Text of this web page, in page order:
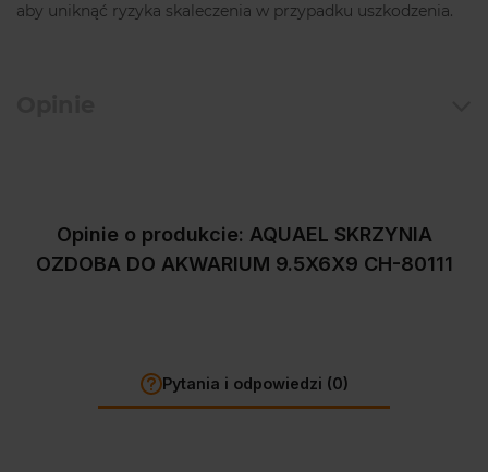
aby uniknąć ryzyka skaleczenia w przypadku uszkodzenia.
Opinie o produkcie: AQUAEL SKRZYNIA
OZDOBA DO AKWARIUM 9.5X6X9 CH-80111
Pytania i odpowiedzi (0)